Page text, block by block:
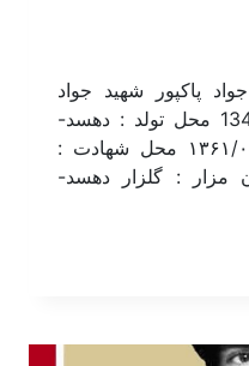
پاکپور شهید جواد
پاکپور تاریخ تولد : 1343/01/03 محل تولد : دهسد-
خنداب تاریخ شهادت : ۱۳۶۱/۰۵/۰۵ محل شهادت :
مزار : گلزار دهسد-